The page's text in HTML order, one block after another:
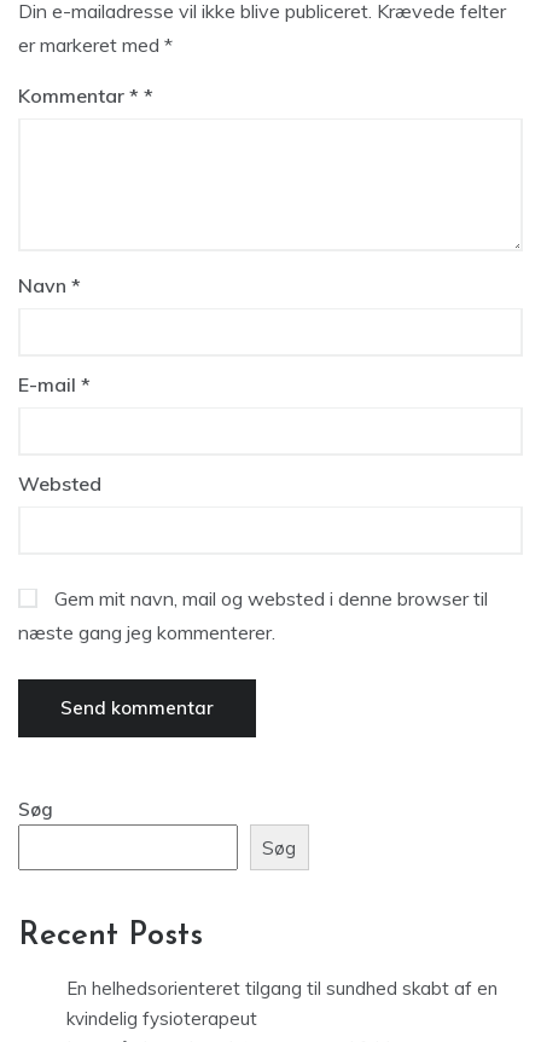
Din e-mailadresse vil ikke blive publiceret. Krævede felter
er markeret med *
Kommentar *
Navn *
E-mail *
Websted
Gem mit navn, mail og websted i denne browser til
næste gang jeg kommenterer.
Søg
Søg
Recent Posts
En helhedsorienteret tilgang til sundhed skabt af en
kvindelig fysioterapeut